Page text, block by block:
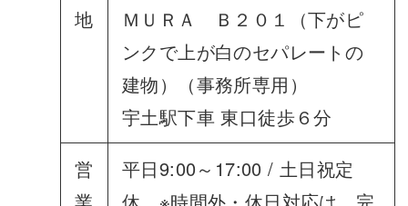
地
ＭＵＲＡ Ｂ２０１（下がピ
ンクで上が白のセパレートの
建物）（事務所専用）
宇土駅下車 東口徒歩６分
営
業
平日9:00～17:00 / 土日祝定
休 ※時間外・休日対応は、完